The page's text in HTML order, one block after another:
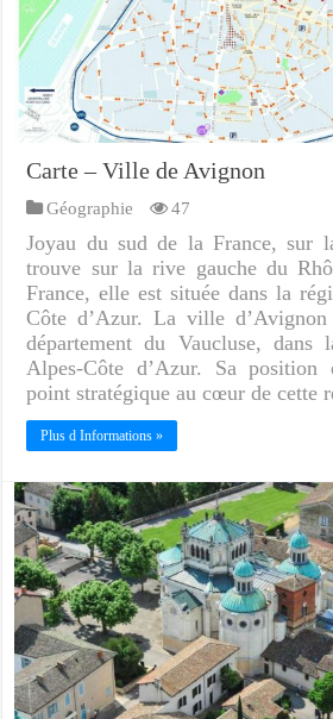
Carte – Ville de Avignon
Géographie 47
Joyau du sud de la France, sur
trouve sur la rive gauche du
France, elle est située dans la
Côte d’Azur. La ville
département du Vaucluse, dans
Alpes-Côte d’Azur. Sa
point stratégique au cœur de cette
Plus d Informations »